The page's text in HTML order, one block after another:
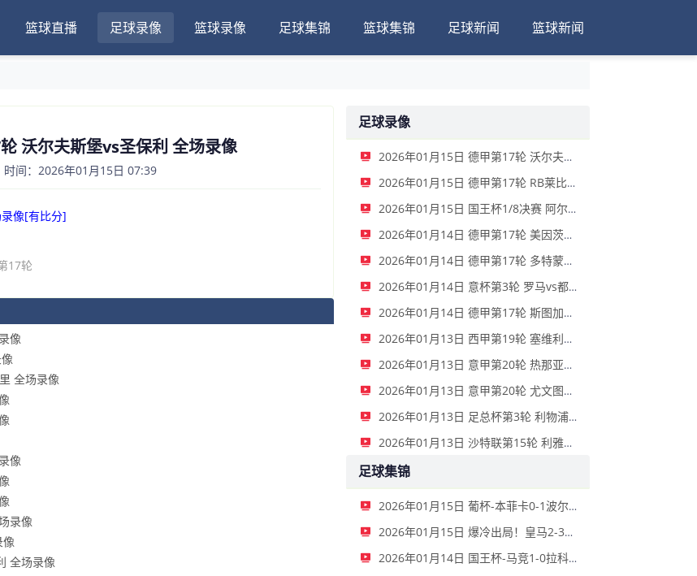
篮球直播 足球录像 篮球录像 足球集锦 篮球集锦 足球新闻 篮球新闻
沃尔夫斯堡vs圣保利 全场录像
：2026年01月15日 07:39
像[有比分]
17轮
像
全场录像
像
录像
全场录像
足球录像
2026年01月15日 德甲第17轮 沃尔夫斯堡vs圣保利 全场录像
2026年01月15日 德甲第17轮 RB莱比锡vs弗赖堡 全场录像
2026年01月15日 国王杯1/8决赛 阿尔瓦塞特vs皇家马德里 全场录像
2026年01月14日 德甲第17轮 美因茨vs海登海姆 全场录像
2026年01月14日 德甲第17轮 多特蒙德vs不莱梅 全场录像
2026年01月14日 意杯第3轮 罗马vs都灵 全场录像
2026年01月14日 德甲第17轮 斯图加特vs法兰克福 全场录像
2026年01月13日 西甲第19轮 塞维利亚vs塞尔塔 全场录像
2026年01月13日 意甲第20轮 热那亚vs卡利亚里 全场录像
2026年01月13日 意甲第20轮 尤文图斯vs克雷莫内塞 全场录像
2026年01月13日 足总杯第3轮 利物浦vs巴恩斯利 全场录像
2026年01月13日 沙特联第15轮 利雅得新月vs利雅得胜利 全场录像
足球集锦
2026年01月15日 葡杯-本菲卡0-1波尔图止步八强 贝德纳雷克制胜帕夫利季斯失良机
2026年01月15日 爆冷出局！皇马2-3遭西乙队阿尔瓦塞特补时绝杀 无缘国王杯8强
2026年01月14日 国王杯-马竞1-0拉科鲁尼亚 格列兹曼十分角任意球破门+远射中横梁